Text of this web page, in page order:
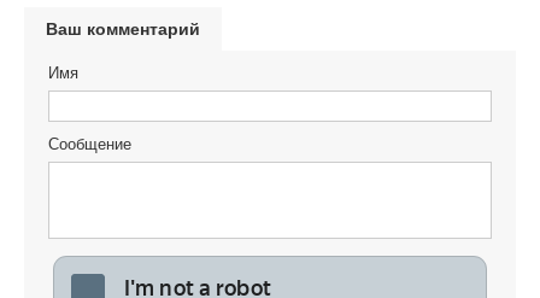
Ваш комментарий
Имя
Сообщение